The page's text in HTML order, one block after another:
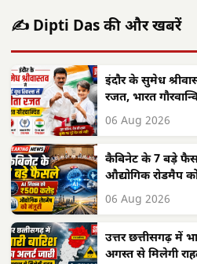
✍️ Dipti Das की और खबरें
इंदौर के सुमेध
रजत, भारत
06 Aug 2026
कैबिनेट के 7 बड़े
औद्योगिक रोडमैप
06 Aug 2026
उत्तर छत्तीसगढ़ में
अगस्त से मिलेगी